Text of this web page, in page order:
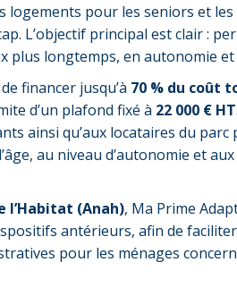
logements pour les seniors et les
L’objectif principal est clair :
plus longtemps, en autonomie
financer jusqu’à 70 % du coût
d’un plafond fixé à 22 000 € HT
ainsi qu’aux locataires du parc
au niveau d’autonomie et aux
l’Habitat (Anah), Ma Prime
antérieurs, afin de
pour les ménages